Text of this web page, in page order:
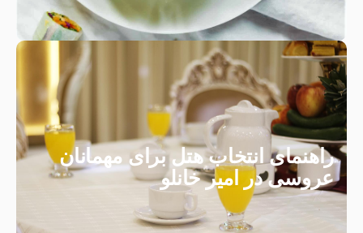
راهنمای انتخاب هتل برای مهمانان
عروسی در امیر خانلو